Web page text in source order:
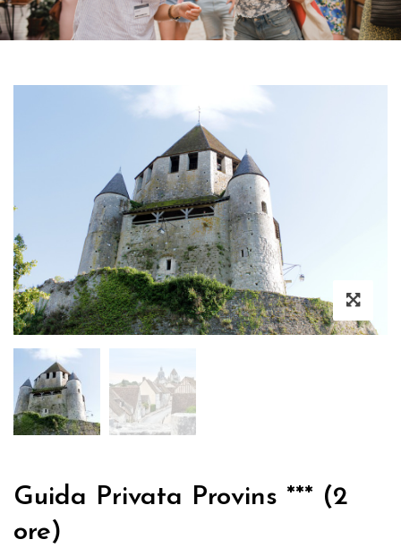
Guida Privata Provins *** (2
ore)